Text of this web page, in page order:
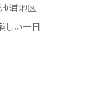
浦地区
しい一日